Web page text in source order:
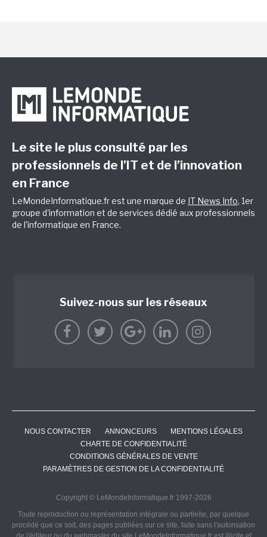
Le site le plus consulté par les
professionnels de l’IT et de l’innovation
en France
LeMondeInformatique.fr est une marque de IT News Info, 1er
groupe d'information et de services dédié aux professionnels
de l'informatique en France.
Suivez-nous sur les réseaux
NOUS CONTACTER ANNONCEURS
MENTIONS LÉGALES
CHARTE DE CONFIDENTIALITÉ
CONDITIONS GÉNÉRALES DE VENTE
PARAMÈTRES DE GESTION DE LA CONFIDENTIALITÉ
Copyright © LeMondeInformatique.fr 1997-2026
Toute reproduction ou représentation intégrale ou partielle, par quelque
procédé que ce soit, des pages publiées sur ce site, faite sans l'autorisation